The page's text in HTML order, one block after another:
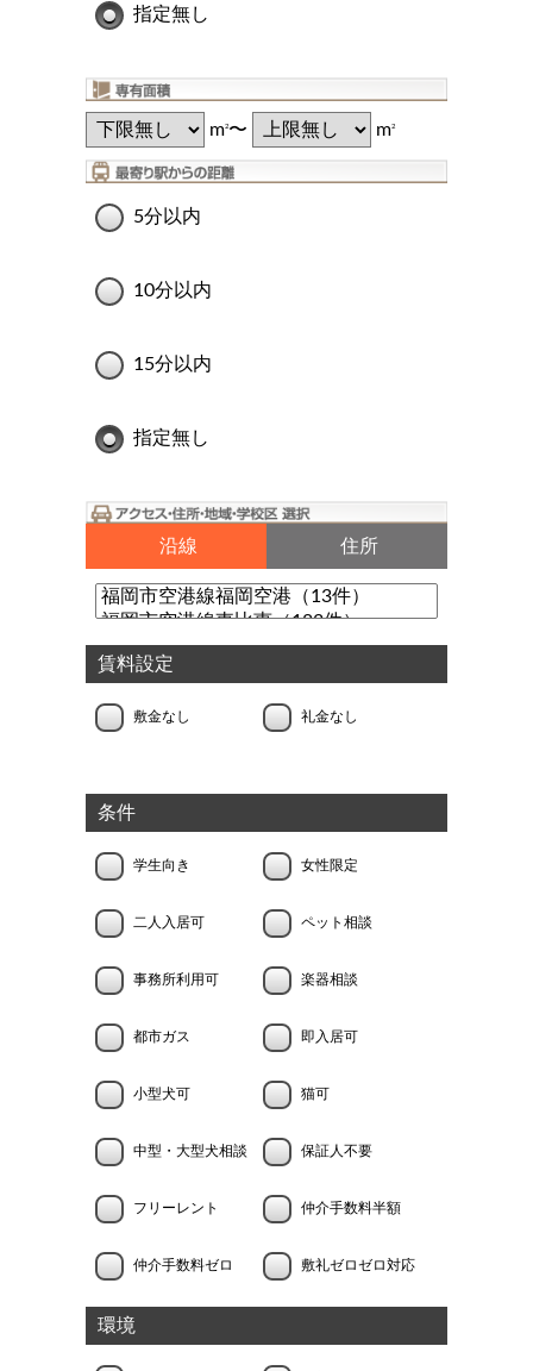
指定無し
m2〜 m2
5分以内
10分以内
15分以内
指定無し
沿線 住所
賃料設定
敷金なし 礼金なし
条件
学生向き 女性限定
二人入居可 ペット相談
事務所利用可 楽器相談
都市ガス 即入居可
小型犬可 猫可
中型・大型犬相談 保証人不要
フリーレント 仲介手数料半額
仲介手数料ゼロ 敷礼ゼロゼロ対応
環境